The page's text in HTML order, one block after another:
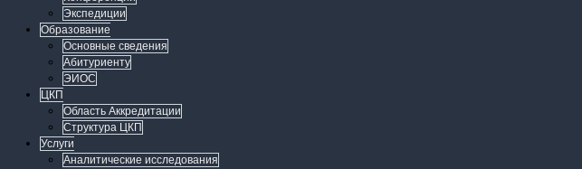
Экспедиции
Образование
Основные сведения
Абитуриенту
ЭИОС
ЦКП
Область Аккредитации
Структура ЦКП
Услуги
Аналитические исследования